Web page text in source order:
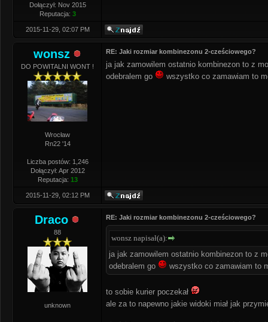
Dołączył: Nov 2015
Reputacja: 3
2015-11-29, 02:07 PM
wonsz
DO POWITALNI WONT !
Wrocław
Rn22 '14
Liczba postów: 1,246
Dołączył: Apr 2012
Reputacja: 13
RE: Jaki rozmiar kombinezonu 2-cześciowego?
ja jak zamowilem ostatnio kombinezon to z
odebralem go
wszystko co zamawiam to
2015-11-29, 02:12 PM
Draco
88
unknown
RE: Jaki rozmiar kombinezonu 2-cześciowego?
wonsz napisał(a):
ja jak zamowilem ostatnio kombinezon to z
odebralem go
wszystko co zamawiam to
to sobie kurier poczekał
ale za to napewno jakie widoki miał jak